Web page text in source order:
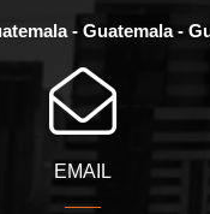
- Guatemala -
EMAIL